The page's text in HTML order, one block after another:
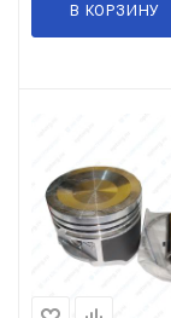
В КОРЗИНУ